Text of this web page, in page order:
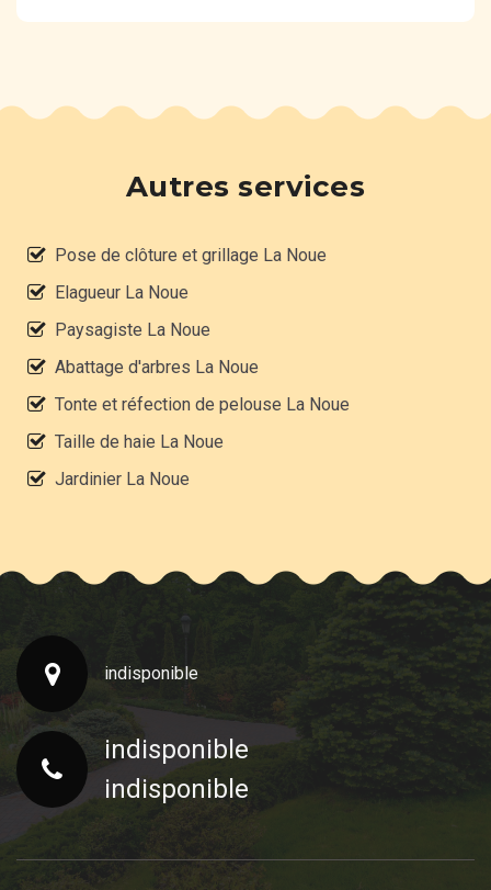
Autres services
Pose de clôture et grillage La Noue
Elagueur La Noue
Paysagiste La Noue
Abattage d'arbres La Noue
Tonte et réfection de pelouse La Noue
Taille de haie La Noue
Jardinier La Noue
indisponible
indisponible
indisponible